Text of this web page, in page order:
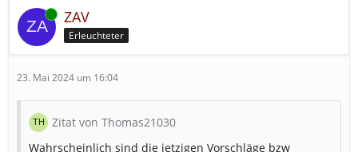
Online ZAV
Erleuchteter
23. Mai 2024 um 16:04
Zitat von Thomas21030
Wahrscheinlich sind die jetzigen Vorschläge bzw